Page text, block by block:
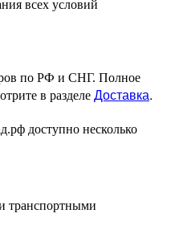
всех условий
по РФ и СНГ. Полное
в разделе Доставка.
доступно несколько
транспортными